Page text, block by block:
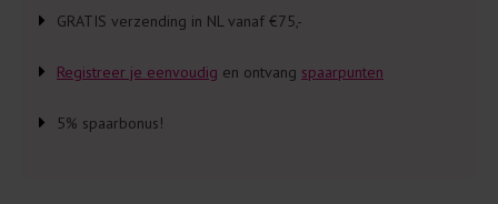
GRATIS verzending in NL vanaf €75,-
Registreer je eenvoudig en ontvang spaarpunten
5% spaarbonus!